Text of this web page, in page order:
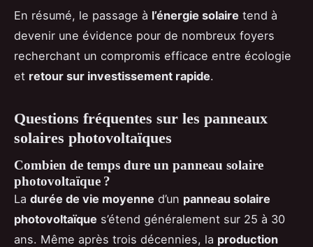
En résumé, le passage à l’énergie solaire tend à
devenir une évidence pour de nombreux foyers
recherchant un compromis efficace entre écologie
et retour sur investissement rapide.
Questions fréquentes sur les panneaux
solaires photovoltaïques
Combien de temps dure un panneau solaire
photovoltaïque ?
La durée de vie moyenne d’un panneau solaire
photovoltaïque s’étend généralement sur 25 à 30
ans. Même après trois décennies, la production